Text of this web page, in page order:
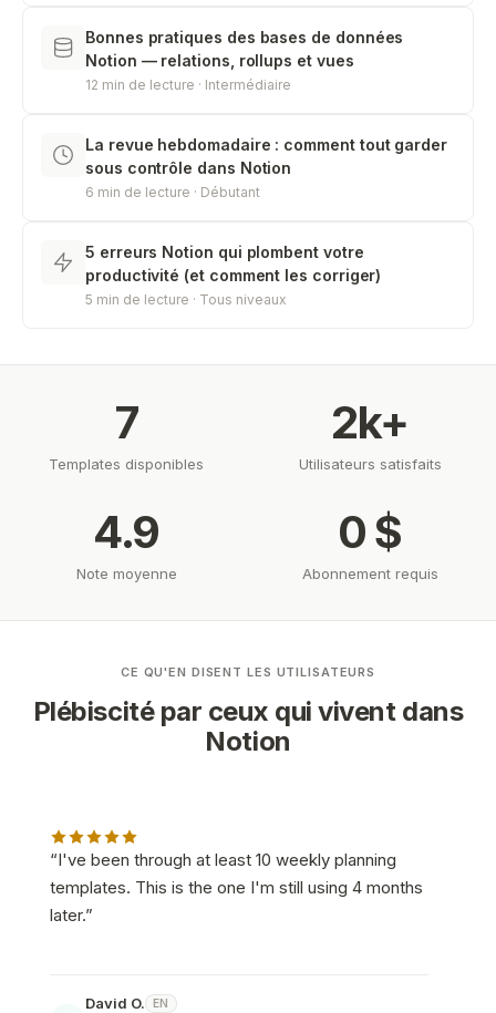
Bonnes pratiques des bases de données
Notion — relations, rollups et vues
12 min de lecture · Intermédiaire
La revue hebdomadaire : comment tout garder
sous contrôle dans Notion
6 min de lecture · Débutant
5 erreurs Notion qui plombent votre
productivité (et comment les corriger)
5 min de lecture · Tous niveaux
7
Templates disponibles
2k+
Utilisateurs satisfaits
4.9
Note moyenne
0 $
Abonnement requis
CE QU'EN DISENT LES UTILISATEURS
Plébiscité par ceux qui vivent dans
Notion
“I've been through at least 10 weekly planning
templates. This is the one I'm still using 4 months
later.”
David O. EN